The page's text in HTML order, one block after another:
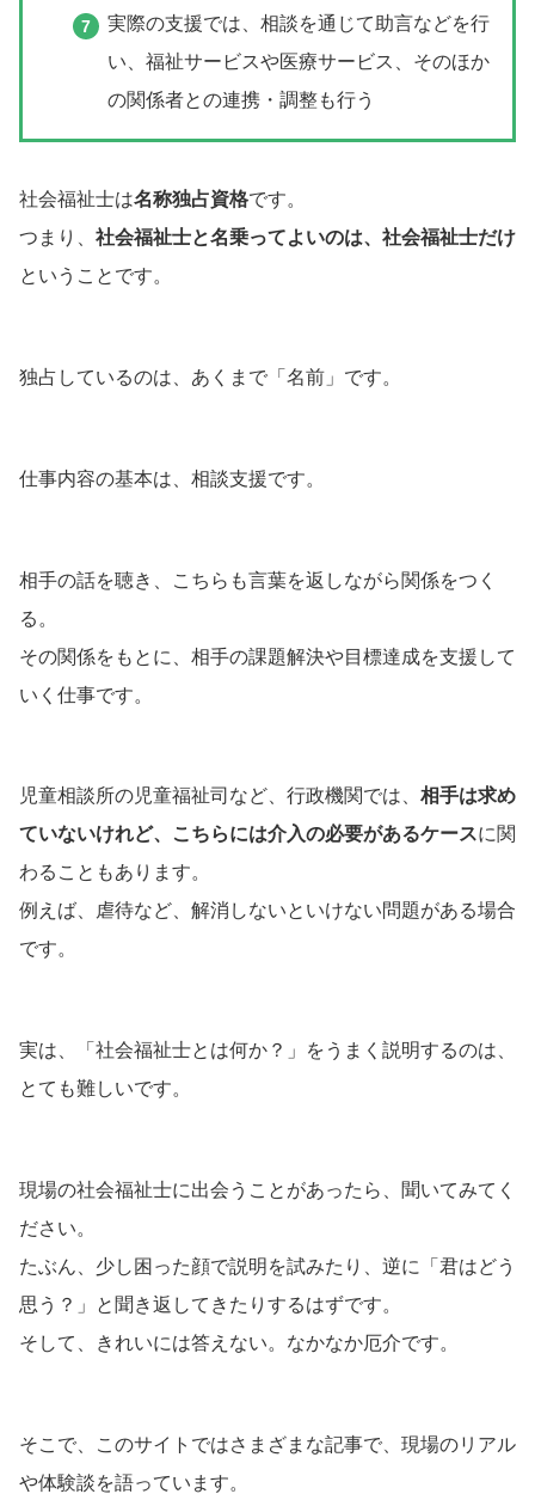
実際の支援では、相談を通じて助言などを行
い、福祉サービスや医療サービス、そのほか
の関係者との連携・調整も行う
社会福祉士は名称独占資格です。
つまり、 社会福祉士と名乗ってよいのは、社会福祉士だけ
ということです。
独占しているのは、あくまで「名前」です。
仕事内容の基本は、相談支援です。
相手の話を聴き、こちらも言葉を返しながら関係をつく
る。
その関係をもとに、相手の課題解決や目標達成を支援して
いく仕事です。
児童相談所の児童福祉司など、行政機関では、 相手は求め
ていないけれど、こちらには介入の必要があるケースに関
わることもあります。
例えば、虐待など、解消しないといけない問題がある場合
です。
実は、「社会福祉士とは何か？」をうまく説明するのは、
とても難しいです。
現場の社会福祉士に出会うことがあったら、聞いてみてく
ださい。
たぶん、少し困った顔で説明を試みたり、逆に「君はどう
思う？」と聞き返してきたりするはずです。
そして、きれいには答えない。なかなか厄介です。
そこで、このサイトではさまざまな記事で、現場のリアル
や体験談を語っています。